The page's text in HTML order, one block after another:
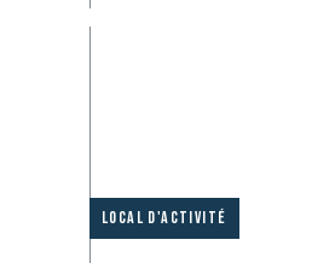
Local d'activité